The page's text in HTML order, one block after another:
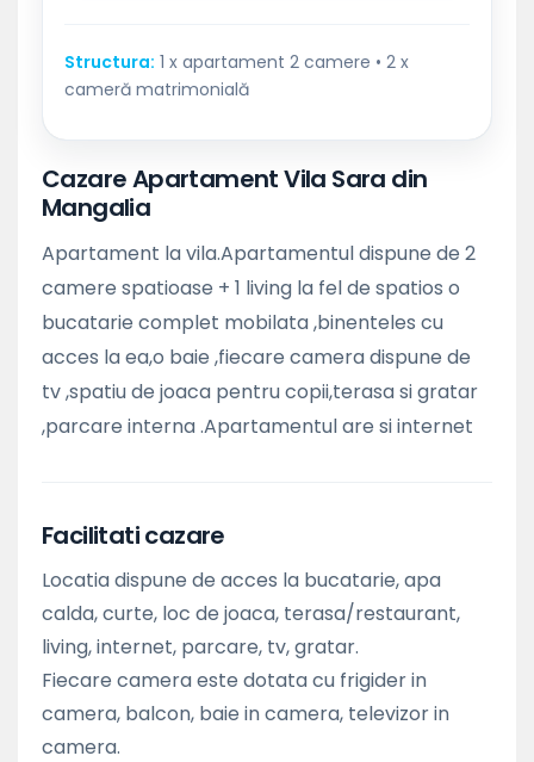
Structura: 1 x apartament 2 camere • 2 x
cameră matrimonială
Cazare Apartament Vila Sara din
Mangalia
Apartament la vila.Apartamentul dispune de 2
camere spatioase + 1 living la fel de spatios o
bucatarie complet mobilata ,binenteles cu
acces la ea,o baie ,fiecare camera dispune de
tv ,spatiu de joaca pentru copii,terasa si gratar
,parcare interna .Apartamentul are si internet
Facilitati cazare
Locatia dispune de acces la bucatarie, apa
calda, curte, loc de joaca, terasa/restaurant,
living, internet, parcare, tv, gratar.
Fiecare camera este dotata cu frigider in
camera, balcon, baie in camera, televizor in
camera.